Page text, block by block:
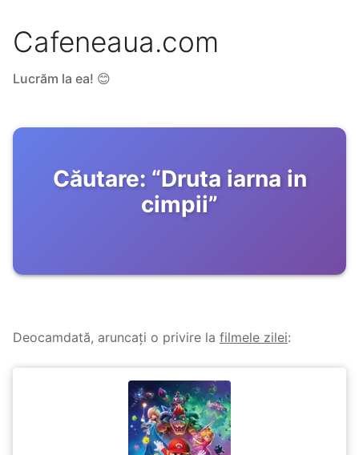
Cafeneaua.com
Lucrăm la ea! 😊
Căutare: “Druta iarna in
cimpii”
Deocamdată, aruncați o privire la filmele zilei: